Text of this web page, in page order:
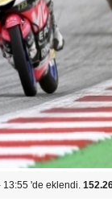
13:55 'de eklendi.